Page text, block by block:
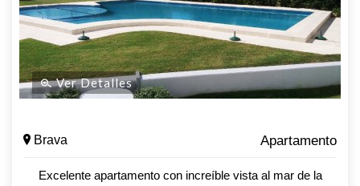
Ver Detalles
Brava Apartamento
Excelente apartamento con increíble vista al mar de la